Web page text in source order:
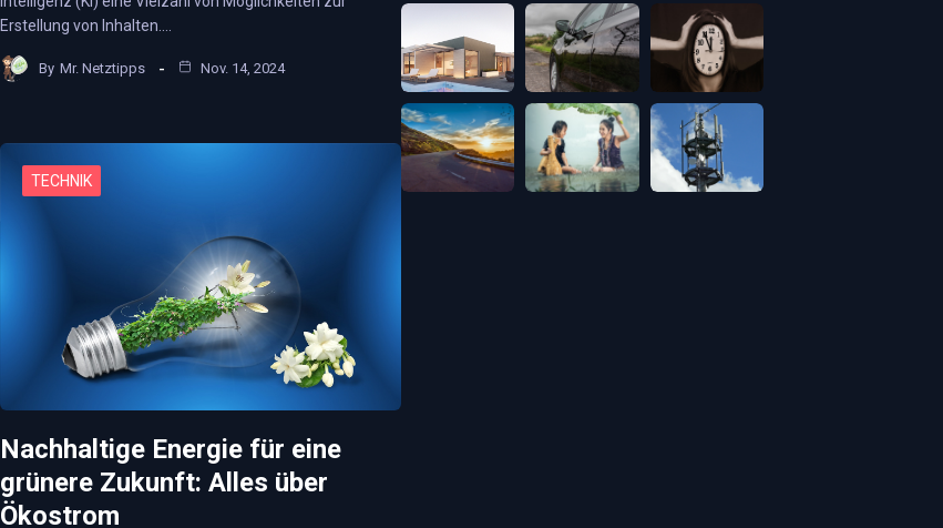
Erstellung von Inhalten.…
By Mr. Netztipps Nov. 14, 2024
TECHNIK
Nachhaltige Energie für eine
grünere Zukunft: Alles über
Ökostrom